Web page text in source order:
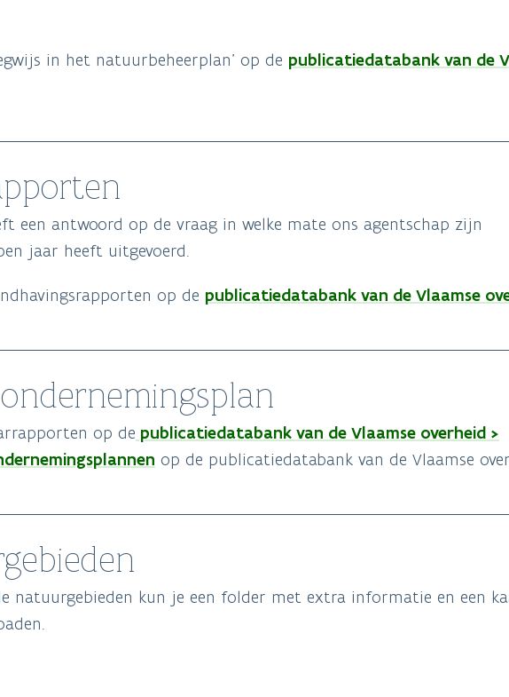
in het natuurbeheerplan' op de publicatiedatabank van de
een antwoord op de vraag in welke mate ons agentschap zijn
jaar heeft uitgevoerd.
op de publicatiedatabank van de Vlaamse
op de publicatiedatabank van de Vlaamse overheid >
op de publicatiedatabank van de Vlaamse
natuurgebieden kun je een folder met extra informatie en een